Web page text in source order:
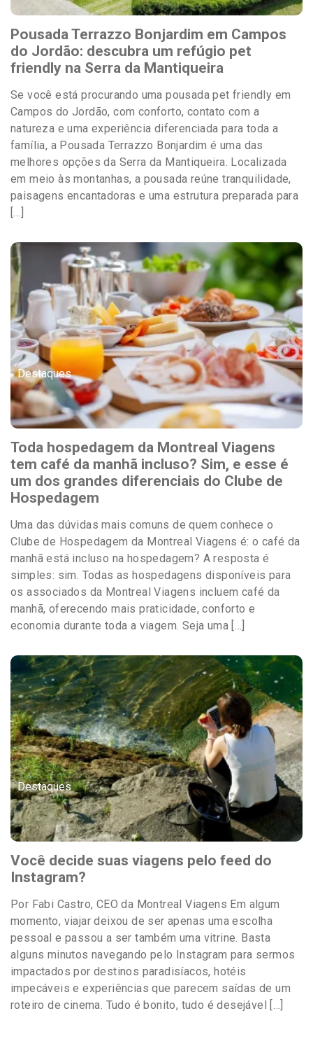
Pousada Terrazzo Bonjardim em Campos
do Jordão: descubra um refúgio pet
friendly na Serra da Mantiqueira
Se você está procurando uma pousada pet friendly em
Campos do Jordão, com conforto, contato com a
natureza e uma experiência diferenciada para toda a
família, a Pousada Terrazzo Bonjardim é uma das
melhores opções da Serra da Mantiqueira. Localizada
em meio às montanhas, a pousada reúne tranquilidade,
paisagens encantadoras e uma estrutura preparada para
[…]
Destaques
Toda hospedagem da Montreal Viagens
tem café da manhã incluso? Sim, e esse é
um dos grandes diferenciais do Clube de
Hospedagem
Uma das dúvidas mais comuns de quem conhece o
Clube de Hospedagem da Montreal Viagens é: o café da
manhã está incluso na hospedagem? A resposta é
simples: sim. Todas as hospedagens disponíveis para
os associados da Montreal Viagens incluem café da
manhã, oferecendo mais praticidade, conforto e
economia durante toda a viagem. Seja uma […]
Destaques
Você decide suas viagens pelo feed do
Instagram?
Por Fabi Castro, CEO da Montreal Viagens Em algum
momento, viajar deixou de ser apenas uma escolha
pessoal e passou a ser também uma vitrine. Basta
alguns minutos navegando pelo Instagram para sermos
impactados por destinos paradisíacos, hotéis
impecáveis e experiências que parecem saídas de um
roteiro de cinema. Tudo é bonito, tudo é desejável […]